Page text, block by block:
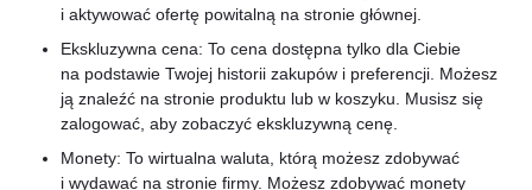
i aktywować ofertę powitalną na stronie głównej.
Ekskluzywna cena: To cena dostępna tylko dla Ciebie
na podstawie Twojej historii zakupów i preferencji. Możesz
ją znaleźć na stronie produktu lub w koszyku. Musisz się
zalogować, aby zobaczyć ekskluzywną cenę.
Monety: To wirtualna waluta, którą możesz zdobywać
i wydawać na stronie firmy. Możesz zdobywać monety